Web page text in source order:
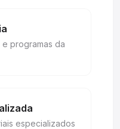
programas da
especializados